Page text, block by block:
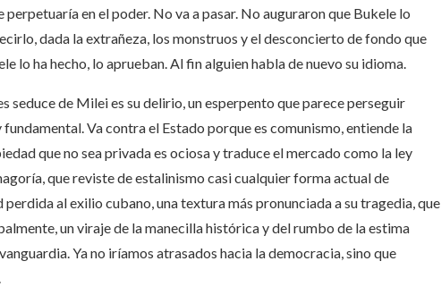
en el poder. No va a pasar. No auguraron que Bukele lo
dada la extrañeza, los monstruos y el desconcierto de fondo que
lo ha hecho, lo aprueban. Al fin alguien habla de nuevo su idioma.
seduce de Milei es su delirio, un esperpento que parece perseguir
Va contra el Estado porque es comunismo, entiende la
que no sea privada es ociosa y traduce el mercado como la ley
que reviste de estalinismo casi cualquier forma actual de
al exilio cubano, una textura más pronunciada a su tragedia, que
un viraje de la manecilla histórica y del rumbo de la estima
Ya no iríamos atrasados hacia la democracia, sino que